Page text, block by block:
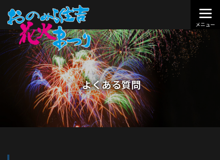
よくある質問